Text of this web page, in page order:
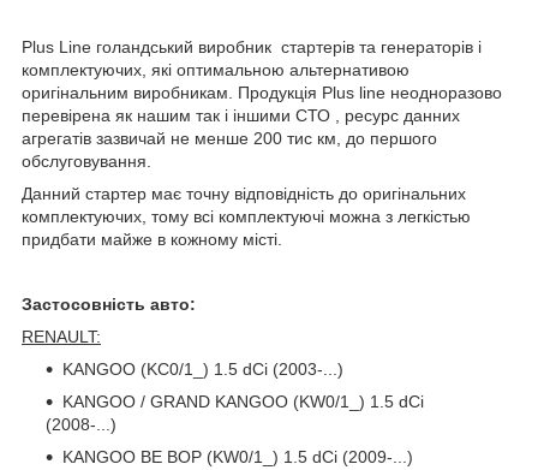
Plus Line голандський виробник стартерів та генераторів і
комплектуючих, які оптимальною альтернативою
оригінальним виробникам. Продукція Plus line неодноразово
перевірена як нашим так і іншими СТО , ресурс данних
агрегатів зазвичай не менше 200 тис км, до першого
обслуговування.
Данний стартер має точну відповідність до оригінальних
комплектуючих, тому всі комплектуючі можна з легкістью
придбати майже в кожному місті.
Застосовність авто:
RENAULT:
KANGOO (KC0/1_) 1.5 dCi (2003-...)
KANGOO / GRAND KANGOO (KW0/1_) 1.5 dCi
(2008-...)
KANGOO BE BOP (KW0/1_) 1.5 dCi (2009-...)